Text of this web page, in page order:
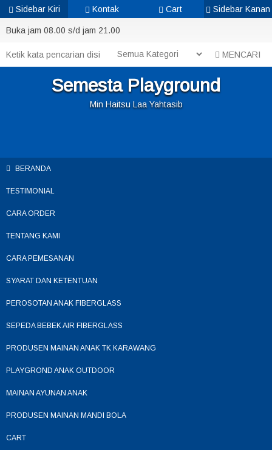
Buka jam 08.00 s/d jam 21.00
MENCARI
Semesta Playground
Min Haitsu Laa Yahtasib
BERANDA
TESTIMONIAL
CARA ORDER
TENTANG KAMI
CARA PEMESANAN
SYARAT DAN KETENTUAN
PEROSOTAN ANAK FIBERGLASS
SEPEDA BEBEK AIR FIBERGLASS
PRODUSEN MAINAN ANAK TK KARAWANG
PLAYGROND ANAK OUTDOOR
MAINAN AYUNAN ANAK
PRODUSEN MAINAN MANDI BOLA
CART
Sidebar Kiri Kontak Cart Sidebar Kanan